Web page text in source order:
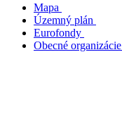
Mapa
Územný plán
Eurofondy
Obecné organizácie